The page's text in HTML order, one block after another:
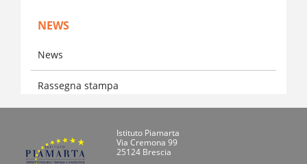
NEWS
News
Rassegna stampa
Istituto Piamarta
Via Cremona 99
25124 Brescia